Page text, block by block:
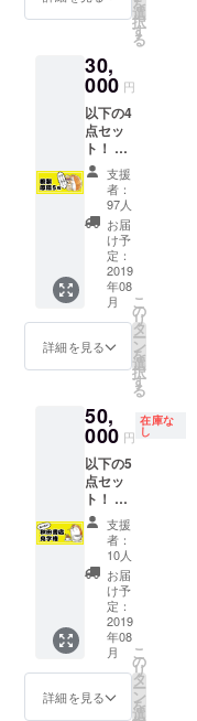
いたし
ます。
ご了承
くださ
い。
わせ（3
話分）
原稿1枚
（全5種
ランダ
ム）
※②は支
援時
に、必
ず備考
欄に掲
載する
お名前
をご記
入くだ
さい。
CAMPF
IREの
ユー
ザー名
を掲載
いたし
ます。
ご了承
くださ
い。
を
選
択
す
る
30,
000 円
以下の4
点セッ
ト！ ①
描き下
ろしイ
ラスト
付きお
礼メー
感謝祭
会場内
に支援
者のお
名前掲
載 ③
詰め合
わせ（3
話分）
④複製
原稿5枚
（全5種
セッ
ト）
※②は支
援時
に、必
ず備考
欄に掲
載する
お名前
をご記
入くだ
支援
者：
97人
お届
け予
定：
2019
年08
月
詳細を見る
こ
の
リ
タ
ー
ン
を
選
択
す
る
50,
000 円
在庫な
し
以下の5
点セッ
ト！ ①
描き下
ろしイ
ラスト
付きお
礼メー
感謝祭
会場内
に支援
者のお
名前掲
載 ③
支援
者：
10人
お届
け予
定：
2019
年08
月
詳細を見る
こ
の
リ
タ
ー
ン
を
選